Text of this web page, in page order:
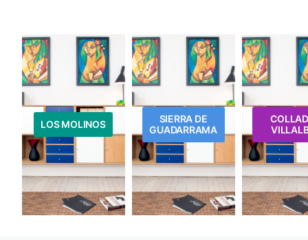
LOS MOLINOS
SIERRA DE
GUADARRAMA